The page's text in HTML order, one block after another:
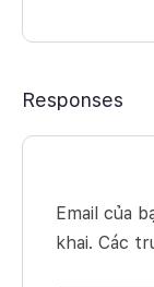
Responses
Email của
khai. Các